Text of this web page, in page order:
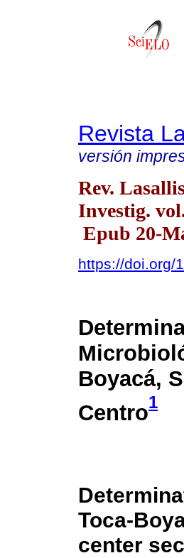
Revista
versión
Rev.
Investig.
Epub 20-
https://doi.org/
Boyacá,
Centro1
Toca-
center